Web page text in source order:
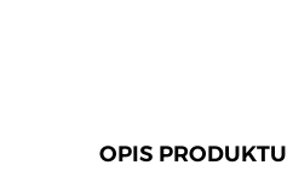
OPIS PRODUKTU